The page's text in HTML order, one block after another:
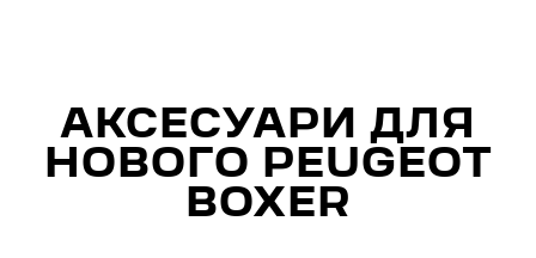
АКСЕСУАРИ ДЛЯ
НОВОГО PEUGEOT
BOXER